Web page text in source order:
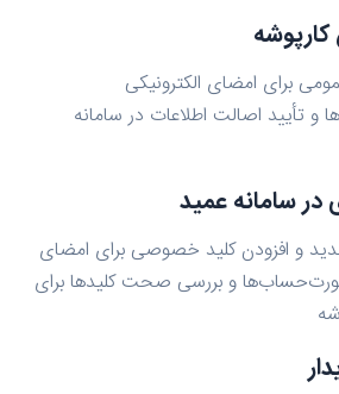
برای امضای الکترونیکی
تأیید اصالت اطلاعات در سامانه
در سامانه عمید
و افزودن کلید خصوصی برای امضای
و بررسی صحت کلیدها برای